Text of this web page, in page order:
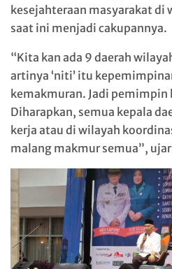
kesejahteraan masyarakat
saat ini menjadi cakupannya.
“Kita kan ada 9 daerah
artinya ‘niti’ itu
kemakmuran. Jadi pemimpin
Diharapkan, semua kepala
kerja atau di wilayah
malang makmur semua”,